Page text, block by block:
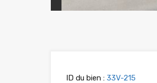
ID du bien : 33V-215